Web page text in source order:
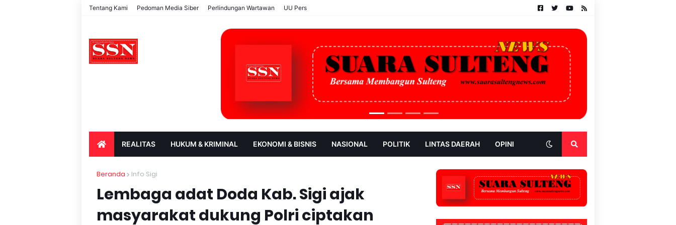
Tentang Kami Pedoman Media Siber Perlindungan Wartawan UU Pers
REALITAS HUKUM & KRIMINAL EKONOMI & BISNIS NASIONAL POLITIK LINTAS DAERAH OPINI
Beranda Info Sigi
Lembaga adat Doda Kab. Sigi ajak
masyarakat dukung Polri ciptakan